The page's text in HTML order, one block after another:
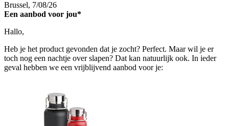
Brussel, 7/08/26
Een aanbod voor jou*
Hallo,
Heb je het product gevonden dat je zocht? Perfect. Maar wil je er
toch nog een nachtje over slapen? Dat kan natuurlijk ook. In ieder
geval hebben we een vrijblijvend aanbod voor je: